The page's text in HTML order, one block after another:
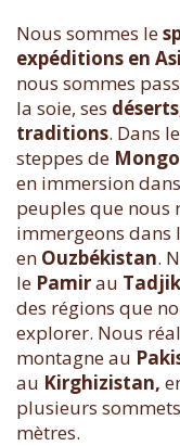
Nous sommes le
expéditions en
nous sommes
la soie, ses
traditions. Dans
steppes de
en immersion
peuples que nous
immergeons dans
en Ouzbékistan.
le Pamirau
des régions que
explorer. Nous
montagne au
au Kirghizistan,
plusieurs
mètres.